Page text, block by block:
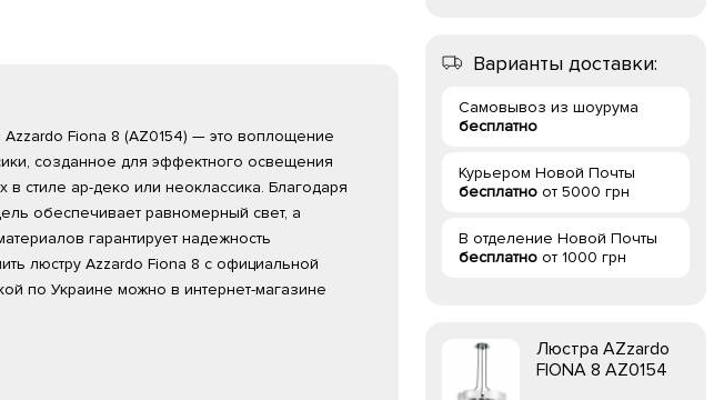
Fiona 8 (AZ0154) — это воплощение
созданное для эффектного освещения
в стиле ар-деко или неоклассика. Благодаря
обеспечивает равномерный свет, а
гарантирует надежность
люстру Azzardo Fiona 8 с официальной
по Украине можно в интернет-магазине
Варианты доставки:
Самовывоз из шоурума
бесплатно
Курьером Новой Почты
бесплатно от 5000 грн
В отделение Новой Почты
бесплатно от 1000 грн
Люстра AZzardo
FIONA 8 AZ0154